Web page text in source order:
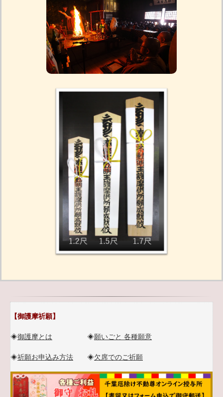
【御護摩祈願】
◈御護摩とは ◈願いごと 各種願意
◈祈願お申込み方法 ◈欠席でのご祈願